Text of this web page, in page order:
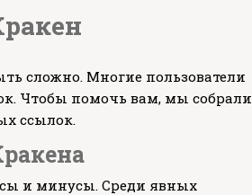
сложно. Многие пользователи
Чтобы помочь вам, мы собрали
ссылок.
и минусы. Среди явных